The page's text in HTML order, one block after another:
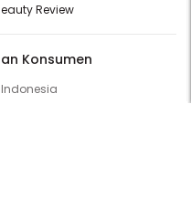
Review
Konsumen
Indonesia